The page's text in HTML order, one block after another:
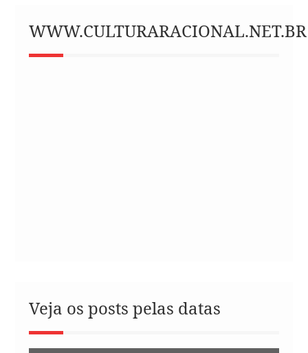
WWW.CULTURARACIONAL.NET.BR
Veja os posts pelas datas